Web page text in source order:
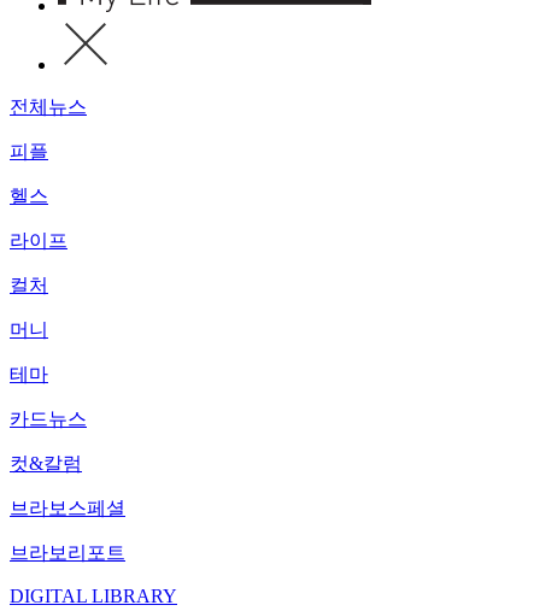
전체뉴스
피플
헬스
라이프
컬처
머니
테마
카드뉴스
컷&칼럼
브라보스페셜
브라보리포트
DIGITAL LIBRARY